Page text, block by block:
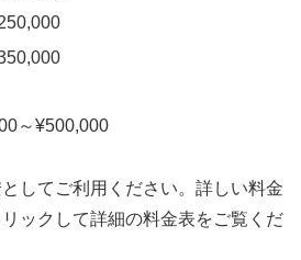
～¥500,000
してご利用ください。詳しい料金
ックして詳細の料金表をご覧くだ